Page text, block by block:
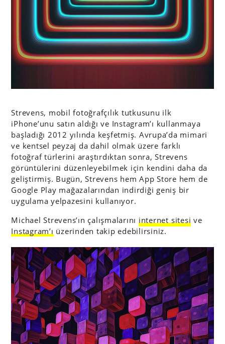
Strevens, mobil fotoğrafçılık tutkusunu ilk
iPhone’unu satın aldığı ve Instagram’ı kullanmaya
başladığı 2012 yılında keşfetmiş. Avrupa’da mimari
ve kentsel peyzaj da dahil olmak üzere farklı
fotoğraf türlerini araştırdıktan sonra, Strevens
görüntülerini düzenleyebilmek için kendini daha da
geliştirmiş. Bugün, Strevens hem App Store hem de
Google Play mağazalarından indirdiği geniş bir
uygulama yelpazesini kullanıyor.
Michael Strevens’ın çalışmalarını internet sitesi ve
Instagram’ı üzerinden takip edebilirsiniz.